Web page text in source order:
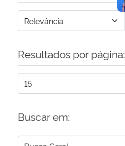
Resultados por página:
Buscar em: